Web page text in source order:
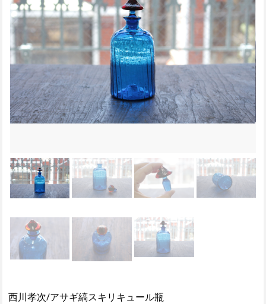
西川孝次/アサギ縞スキリキュール瓶